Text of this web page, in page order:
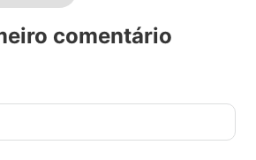
comentário